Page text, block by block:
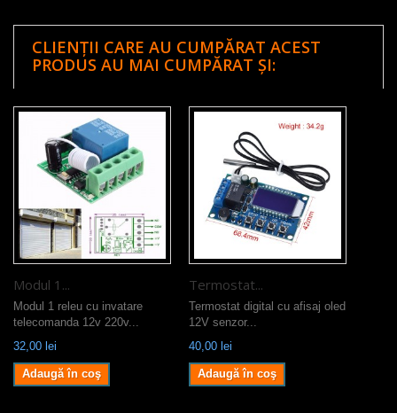
CLIENȚII CARE AU CUMPĂRAT ACEST
PRODUS AU MAI CUMPĂRAT ȘI:
Modul 1...
Modul 1 releu cu invatare
telecomanda 12v 220v...
32,00 lei
Adaugă în coş
Termostat...
Termostat digital cu afisaj oled
12V senzor...
40,00 lei
Adaugă în coş